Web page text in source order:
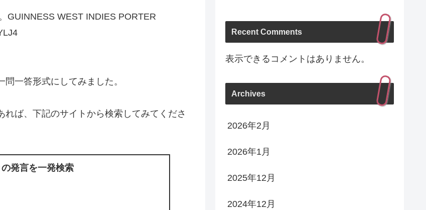
GUINNESS WEST INDIES PORTER
一答形式にしてみました。
ば、下記のサイトから検索してみてくださ
発言を一発検索
Recent Comments
表示できるコメントはありません。
Archives
2026年2月
2026年1月
2025年12月
2024年12月